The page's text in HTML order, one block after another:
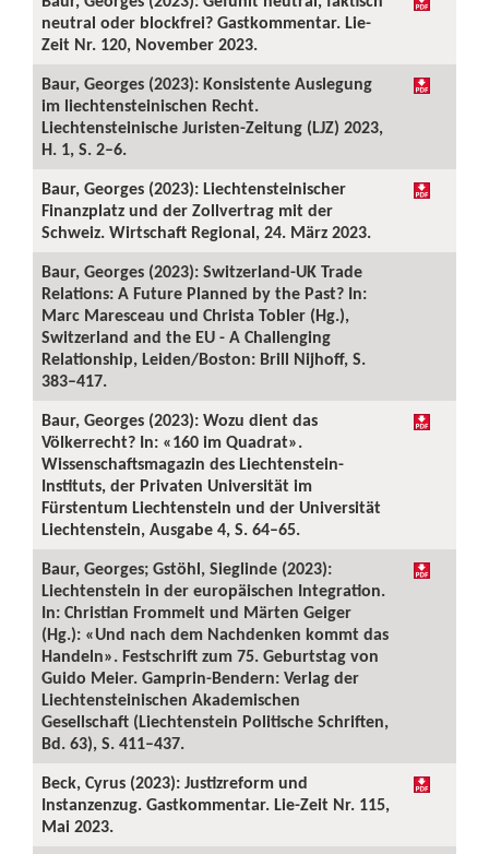
neutral oder blockfrei? Gastkommentar. Lie-
Zeit Nr. 120, November 2023.
Baur, Georges (2023): Konsistente Auslegung
im liechtensteinischen Recht.
Liechtensteinische Juristen-Zeitung (LJZ) 2023,
H. 1, S. 2–6.
Baur, Georges (2023): Liechtensteinischer
Finanzplatz und der Zollvertrag mit der
Schweiz. Wirtschaft Regional, 24. März 2023.
Baur, Georges (2023): Switzerland-UK Trade
Relations: A Future Planned by the Past? In:
Marc Maresceau und Christa Tobler (Hg.),
Switzerland and the EU - A Challenging
Relationship, Leiden/Boston: Brill Nijhoff, S.
383–417.
Baur, Georges (2023): Wozu dient das
Völkerrecht? In: «160 im Quadrat».
Wissenschaftsmagazin des Liechtenstein-
Instituts, der Privaten Universität im
Fürstentum Liechtenstein und der Universität
Liechtenstein, Ausgabe 4, S. 64–65.
Baur, Georges; Gstöhl, Sieglinde (2023):
Liechtenstein in der europäischen Integration.
In: Christian Frommelt und Märten Geiger
(Hg.): «Und nach dem Nachdenken kommt das
Handeln». Festschrift zum 75. Geburtstag von
Guido Meier. Gamprin-Bendern: Verlag der
Liechtensteinischen Akademischen
Gesellschaft (Liechtenstein Politische Schriften,
Bd. 63), S. 411–437.
Beck, Cyrus (2023): Justizreform und
Instanzenzug. Gastkommentar. Lie-Zeit Nr. 115,
Mai 2023.